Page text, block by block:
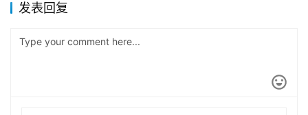
发表回复